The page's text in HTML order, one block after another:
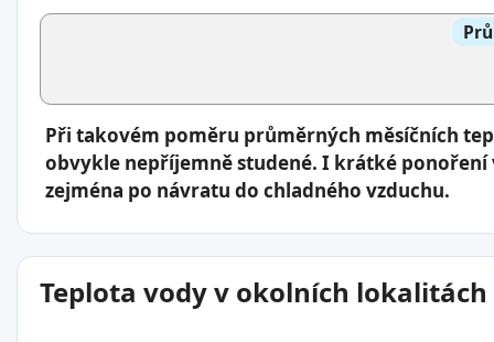
Při takovém poměru průměrných měsíčních
obvykle nepříjemně studené. I krátké ponoření
zejména po návratu do chladného vzduchu.
Teplota vody v okolních lokalitách